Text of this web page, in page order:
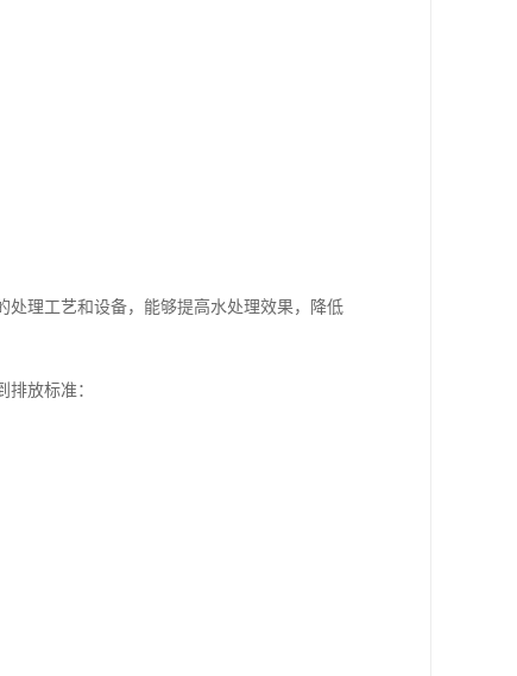
处理工艺和设备，能够提高水处理效果，降低
放标准：